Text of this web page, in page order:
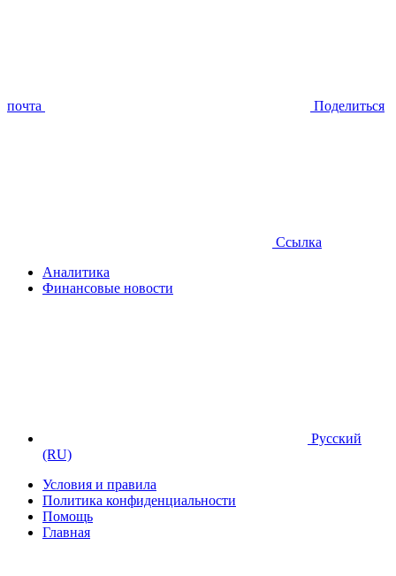
почта Поделиться
Ссылка
Аналитика
Финансовые новости
Русский
(RU)
Условия и правила
Политика конфиденциальности
Помощь
Главная